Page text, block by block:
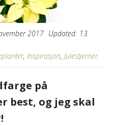
2017 Updated: 13.
, Inspirasjon, Julestjerner
på
best, og jeg skal